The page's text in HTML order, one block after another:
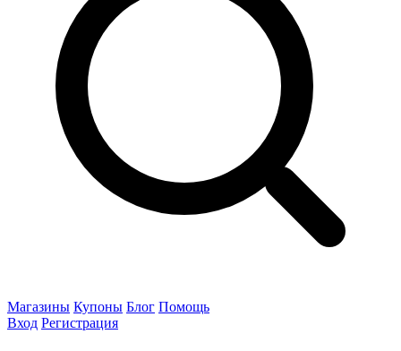
Магазины Купоны Блог Помощь
Вход Регистрация